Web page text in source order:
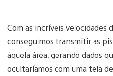
Com as incríveis velocidades
conseguimos transmitir as
àquela área, gerando dados
ocultaríamos com uma tela